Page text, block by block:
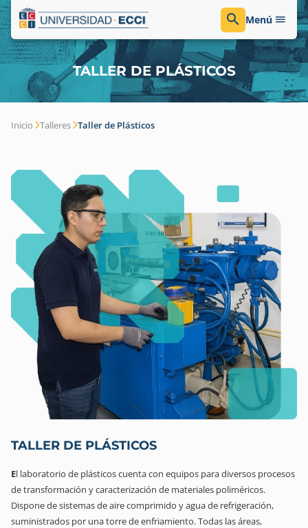
Menú
TALLER DE PLÁSTICOS
Inicio Talleres Taller de Plásticos
TALLER DE PLÁSTICOS
El laboratorio de plásticos cuenta con equipos para diversos procesos
de transformación y caracterización de materiales poliméricos.
Dispone de sistemas de aire comprimido y agua de refrigeración,
suministrados por una torre de enfriamiento. Todas las áreas,